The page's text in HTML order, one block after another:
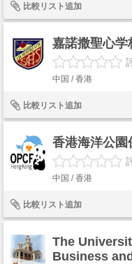
比較リスト追加
嘉諾撒聖心学
中国 / 香港
比較リスト追加
香港海洋公園
中国 / 香港
比較リスト追加
The
Business